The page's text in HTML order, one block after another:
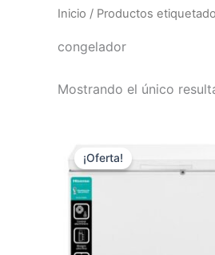
Inicio / Productos
congelador
Mostrando el único
¡Oferta!